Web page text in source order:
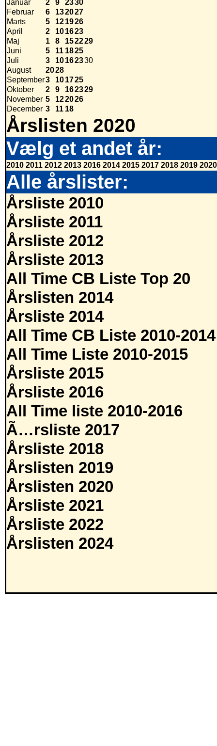
Januar 2 9 2330
Februar
6 132027
Marts
5 121926
April
2 101623
Maj
1 8 152229
Juni
5 11 1825
Juli
3 10162330
August
2028
September3 101725
Oktober
2 9 162329
November 5 122026
December 3 11 18
Årslisten 2020
Vælg et andet år:
2010 2011 2012 2013 2016 2014 2015 2017 2018 2019 2020
Alle årslister:
Årsliste 2010
Årsliste 2011
Årsliste 2012
Årsliste 2013
All Time CB Liste Top 20
Årslisten 2014
Årsliste 2014
All Time CB Liste 2010-2014
All Time Liste 2010-2015
Årsliste 2015
Årsliste 2016
All Time liste 2010-2016
Ã…rsliste 2017
Årsliste 2018
Årslisten 2019
Årslisten 2020
Årsliste 2021
Årsliste 2022
Årslisten 2024